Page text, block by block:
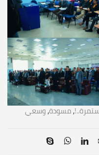
,مسودة,وسعي